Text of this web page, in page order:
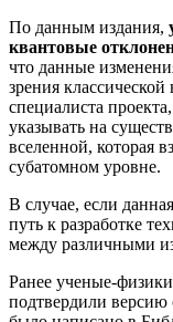
По данным издания,
квантовые
что данные
зрения
специалиста
указывать на
вселенной, которая
субатомном уровне.
В случае, если
путь к разработке
между различными
Ранее ученые-
подтвердили версию